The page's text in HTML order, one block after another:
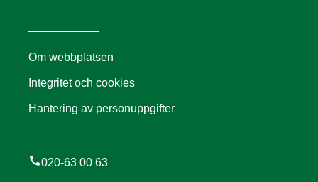
Om webbplatsen
Integritet och cookies
Hantering av personuppgifter
call020-63 00 63